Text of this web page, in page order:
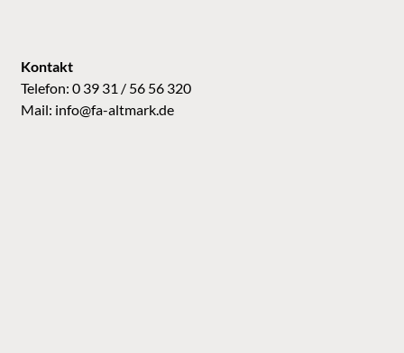
Kontakt
Telefon: 0 39 31 / 56 56 320
Mail: info@fa-altmark.de